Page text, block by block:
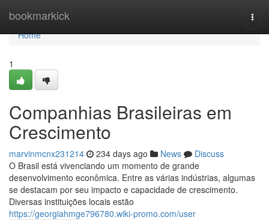
bookmarkick
Home
Home
1
Companhias Brasileiras em
Crescimento
marvinmcnx231214 234 days ago News
Discuss
O Brasil está vivenciando um momento de grande
desenvolvimento econômica. Entre as várias indústrias, algumas
se destacam por seu impacto e capacidade de crescimento.
Diversas instituições locais estão
https://georgiahmge796780.wiki-promo.com/user